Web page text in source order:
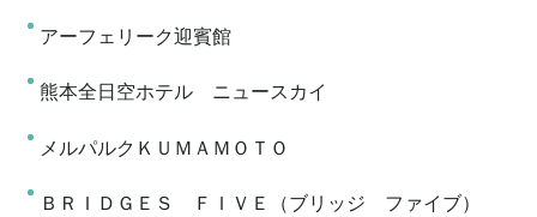
アーフェリーク迎賓館
熊本全日空ホテル ニュースカイ
メルパルクＫＵＭＡＭＯＴＯ
ＢＲＩＤＧＥＳ ＦＩＶＥ（ブリッジ ファイブ）